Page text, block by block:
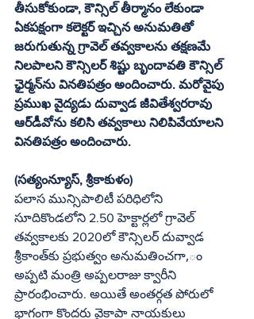
తీసుకోకుండా, కౌన్సిల్‌ తీర్మానం లేకుండా
ఏకపక్షంగా కలెక్టర్‌ ఇచ్చిన అనుమతితో
జరుగుతున్న గ్రావెల్‌ తవ్వకాలను తక్షణమే
నిలపాలని కౌన్సిలర్‌ శిష్టు బృందావతి కౌన్సిల్‌
ఛైర్మన్‌ను వినతిపత్రం అందించారు. మరోవైపు
ప్రముఖ వైద్యడు దువ్వాడ జీవితేశ్వరరావు
ఆర్‌డీవోను కలిసి తవ్వకాలు నిలిపివేయాలని
వినతిపత్రం అందించారు.
(సత్యంన్యూస్‌, శ్రీకాకుళం)
పలాస మున్సిపాలిటీ పరిధిలోని
సూదికొండలోని 2.50 హెక్టార్లలో గ్రావెల్‌
తవ్వకాలకు 2020లో కౌన్సిలర్‌ దువ్వాడ
శ్రీకాంత్‌కు ప్రభుత్వం అనుమతించగా,ం
అప్పటి మంత్రి అప్పలరాజు క్వారీని
ప్రారంభించారు. అయితే అంతర్గత పోరులో
భాగంగా కొందరు వైకాపా నాయకులు